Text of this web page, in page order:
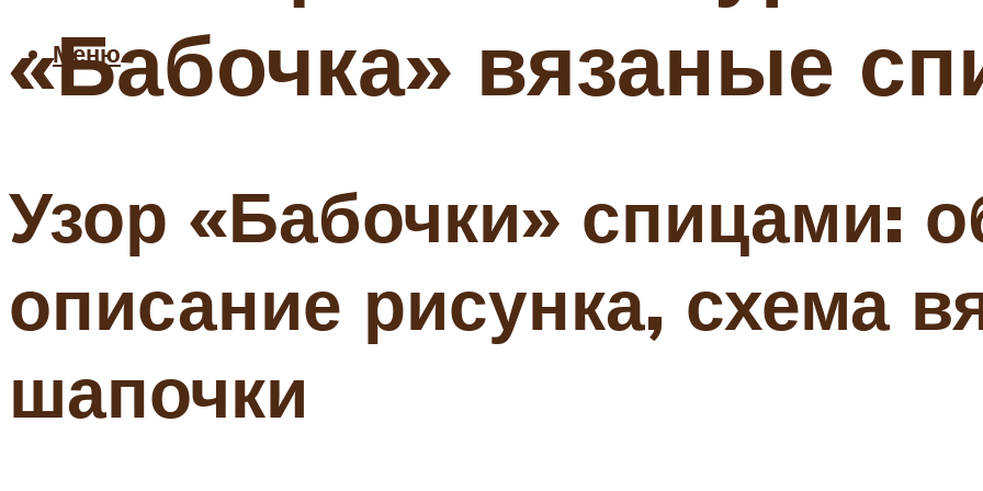
Меню
«Бабочка» вязаные
Узор «Бабочки» спицами:
описание рисунка, схема
шапочки